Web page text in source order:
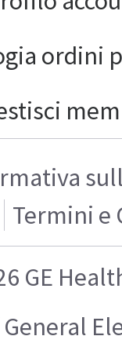
ordini
Termini e
GE